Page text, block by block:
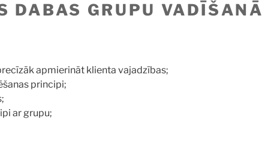
DABAS GRUPU VADĪŠANĀ
apmierināt klienta vajadzības;
principi;
ar grupu;